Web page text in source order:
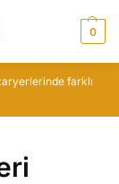
0
farklı